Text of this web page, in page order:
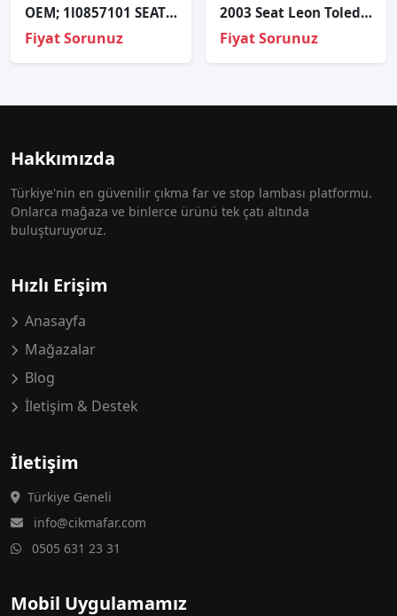
OEM; 1l0857101 SEAT TOLEDO 93-98 KOMPLE TORPİDO OEM; 1L08571
Fiyat Sorunuz
2003 Seat Leon Toledo Sağ arka kapı Döşemesi Cıkma temiz
Fiyat Sorunuz
Hakkımızda
Türkiye'nin en güvenilir çıkma far ve stop lambası platformu.
Onlarca mağaza ve binlerce ürünü tek çatı altında
buluşturuyoruz.
Hızlı Erişim
Anasayfa
Mağazalar
Blog
İletişim & Destek
İletişim
Türkiye Geneli
info@cikmafar.com
0505 631 23 31
Mobil Uygulamamız